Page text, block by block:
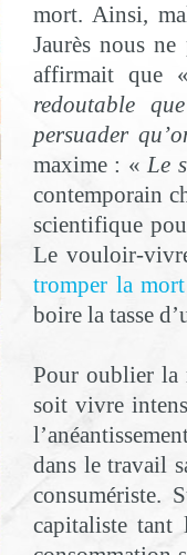
mort. Ainsi,
Jaurès nous
affirmait que
redoutable
persuader
maxime : «Le
contemporain
scientifique
Le vouloir-
tromper la mort
boire la tasse
Pour oublier la
soit vivre
dans le travail
consumériste.
capitaliste tant